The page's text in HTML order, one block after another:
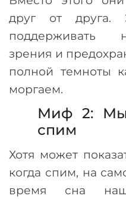
друг от друга.
поддерживать
зрения и
полной темноты
моргаем.
Миф 2: Мы
спим
Хотя может
когда спим, на
время сна